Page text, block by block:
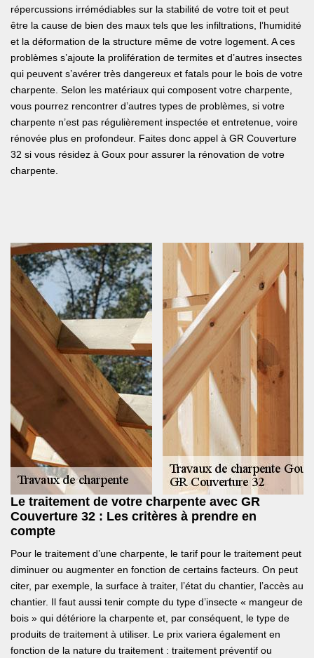
répercussions irrémédiables sur la stabilité de votre toit et peut
être la cause de bien des maux tels que les infiltrations, l’humidité
et la déformation de la structure même de votre logement. A ces
problèmes s’ajoute la prolifération de termites et d’autres insectes
qui peuvent s’avérer très dangereux et fatals pour le bois de votre
charpente. Selon les matériaux qui composent votre charpente,
vous pourrez rencontrer d’autres types de problèmes, si votre
charpente n’est pas régulièrement inspectée et entretenue, voire
rénovée plus en profondeur. Faites donc appel à GR Couverture
32 si vous résidez à Goux pour assurer la rénovation de votre
charpente.
Le traitement de votre charpente avec GR
Couverture 32 : Les critères à prendre en
compte
Pour le traitement d’une charpente, le tarif pour le traitement peut
diminuer ou augmenter en fonction de certains facteurs. On peut
citer, par exemple, la surface à traiter, l’état du chantier, l’accès au
chantier. Il faut aussi tenir compte du type d’insecte « mangeur de
bois » qui détériore la charpente et, par conséquent, le type de
produits de traitement à utiliser. Le prix variera également en
fonction de la nature du traitement : traitement préventif ou